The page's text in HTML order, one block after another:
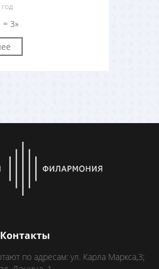
= 3»
Контакты
по адресам: ул. Карла Маркса,3;